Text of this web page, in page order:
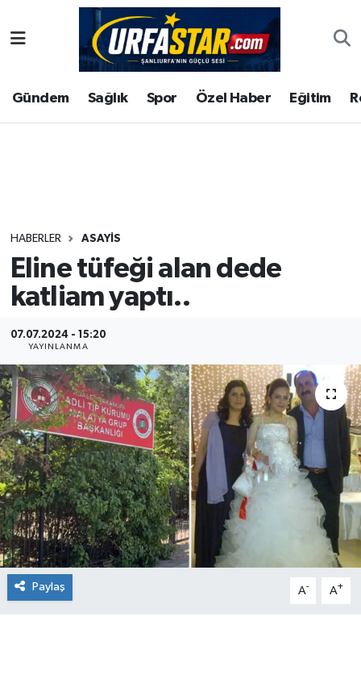
Gündem Sağlık Spor Özel Haber Eğitim
HABERLER ASAYİS
Eline tüfeği alan dede
katliam yaptı..
07.07.2024 - 15:20
YAYINLANMA
Paylaş A- A+
ASAYİS
ÇEVRE
Gündem
Kültür
Magazin
Şanlıurfa Nöbetçi Eczaneler
Şanlıurfa Hava Durumu
Tüm Manşetler
Son Dakika Haberleri
Haber Arşivi